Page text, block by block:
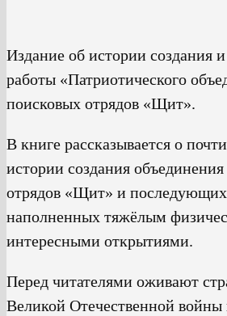
Издание об истории создания
работы «Патриотического
поисковых отрядов «Щит».
В книге рассказывается о
истории создания
отрядов «Щит» и последующих
наполненных тяжёлым
интересными открытиями.
Перед читателями оживают
Великой Отечественной